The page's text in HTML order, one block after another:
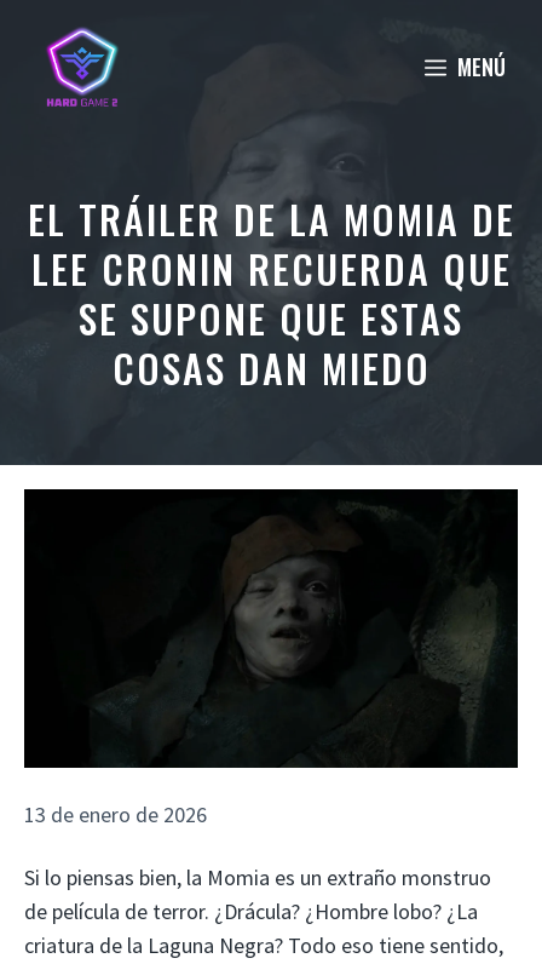
contenido
MENÚ
EL TRÁILER DE LA MOMIA DE
LEE CRONIN RECUERDA QUE
SE SUPONE QUE ESTAS
COSAS DAN MIEDO
13 de enero de 2026
Si lo piensas bien, la Momia es un extraño monstruo
de película de terror. ¿Drácula? ¿Hombre lobo? ¿La
criatura de la Laguna Negra? Todo eso tiene sentido,